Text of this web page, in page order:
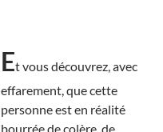
Et vous découvrez, avec
effarement, que cette
personne est en réalité
bourrée de colère, de